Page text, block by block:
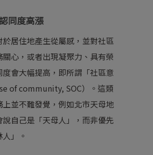
同度高漲
於居住地產生從屬感，並對社區
關心，或者出現凝聚力、具有榮
度會大幅提高，即所謂「社區意
of community, SOC）。這類
上並不難發覺，例如北市天母地
說自己是「天母人」，而非優先
」。